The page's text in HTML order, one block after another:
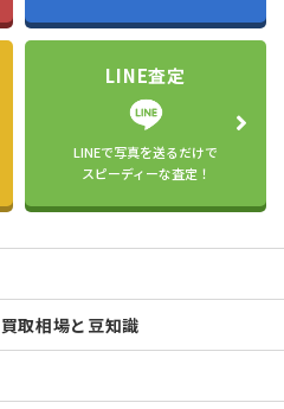
LINE査定
LINEで写真を送るだけで
スピーディーな査定！
買取相場と豆知識